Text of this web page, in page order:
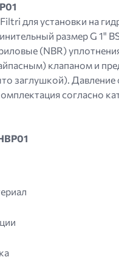
для установки на
размер G 1"
(NBR)
клапаном и
заглушкой). Давление
согласно